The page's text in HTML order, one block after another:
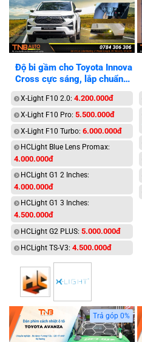
Độ bi gầm cho Toyota Innova
Cross cực sáng, lắp chuẩn
zin
X-Light F10 2.0: 4.200.000đ
X-Light F10 Pro: 5.500.000đ
X-Light F10 Turbo: 6.000.000đ
HCLight Blue Lens Promax:
4.000.000đ
HCLight G1 2 Inches:
4.000.000đ
HCLight G1 3 Inches:
4.500.000đ
HCLight G2 PLUS: 5.000.000đ
HCLight TS-V3: 4.500.000đ
Trả góp 0%